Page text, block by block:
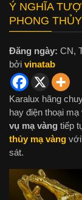
Ý NGHĨA
PHONG THỦY
Đăng ngày: CN,
bởi vinatab
Karalux hãng
hay điện thoại
vụ mạ vàng tiếp
thủy mạ vàng với
sát.